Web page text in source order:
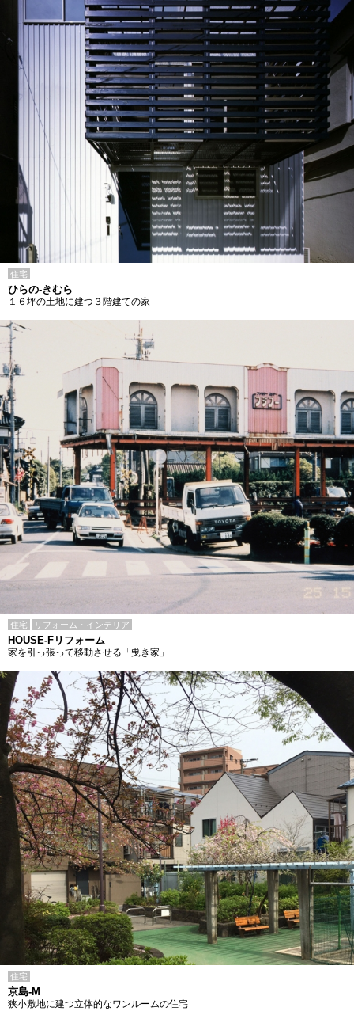
住宅
ひらの-きむら
１６坪の土地に建つ３階建ての家
住宅 リフォーム・インテリア
HOUSE-Fリフォーム
家を引っ張って移動させる「曵き家」
住宅
京島-M
狭小敷地に建つ立体的なワンルームの住宅